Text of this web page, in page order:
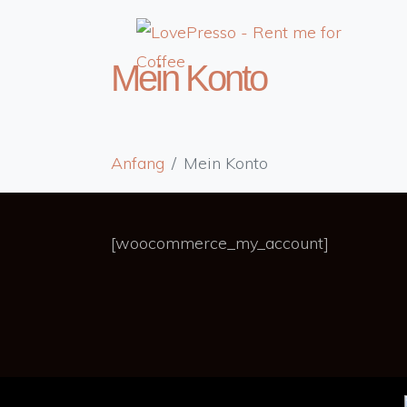
Mein Konto
Anfang Mein Konto
[woocommerce_my_account]